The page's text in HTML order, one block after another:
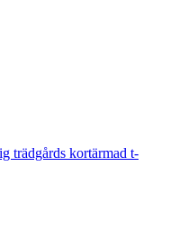
trädgårds kortärmad t-